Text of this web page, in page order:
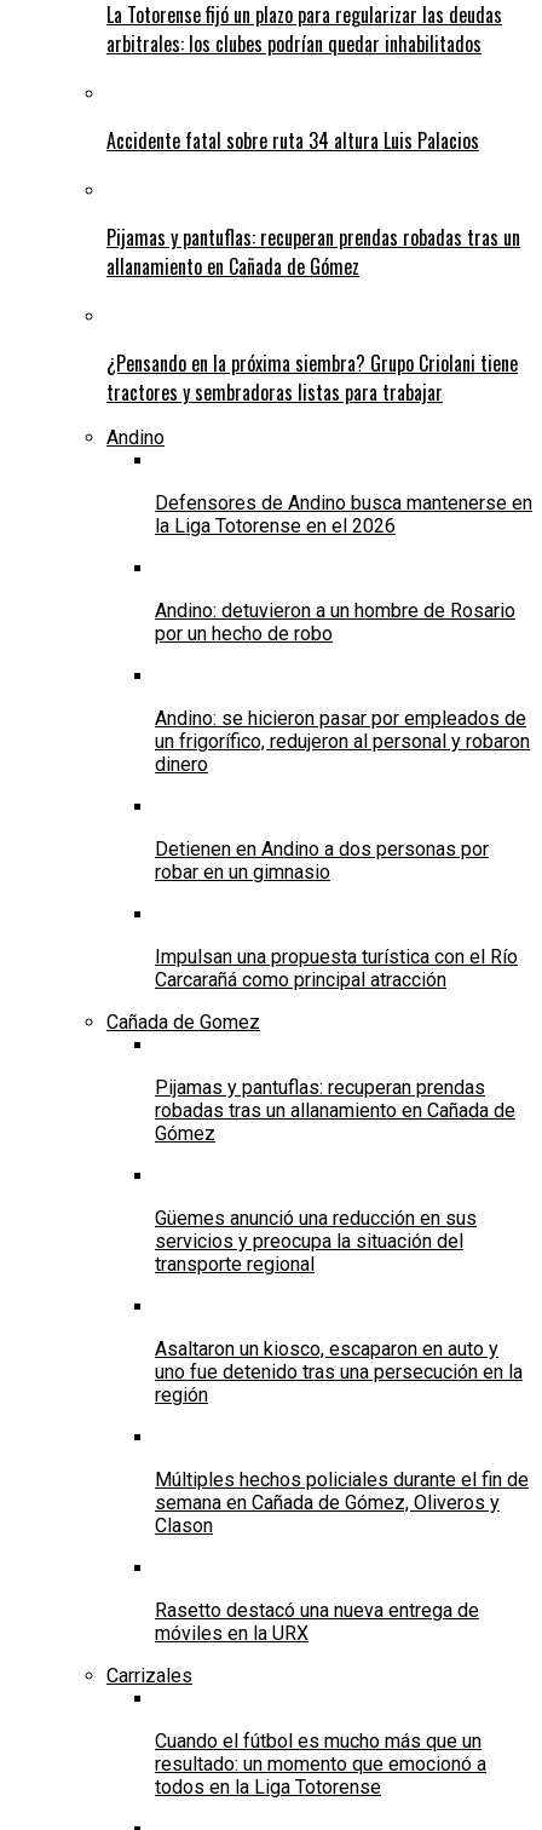
La Totorense fijó un plazo para regularizar las deudas
arbitrales: los clubes podrían quedar inhabilitados
Accidente fatal sobre ruta 34 altura Luis Palacios
Pijamas y pantuflas: recuperan prendas robadas tras un
allanamiento en Cañada de Gómez
¿Pensando en la próxima siembra? Grupo Criolani tiene
tractores y sembradoras listas para trabajar
Andino
Defensores de Andino busca mantenerse en
la Liga Totorense en el 2026
Andino: detuvieron a un hombre de Rosario
por un hecho de robo
Andino: se hicieron pasar por empleados de
un frigorífico, redujeron al personal y robaron
dinero
Detienen en Andino a dos personas por
robar en un gimnasio
Impulsan una propuesta turística con el Río
Carcarañá como principal atracción
Cañada de Gomez
Pijamas y pantuflas: recuperan prendas
robadas tras un allanamiento en Cañada de
Gómez
Güemes anunció una reducción en sus
servicios y preocupa la situación del
transporte regional
Asaltaron un kiosco, escaparon en auto y
uno fue detenido tras una persecución en la
región
Múltiples hechos policiales durante el fin de
semana en Cañada de Gómez, Oliveros y
Clason
Rasetto destacó una nueva entrega de
móviles en la URX
Carrizales
Cuando el fútbol es mucho más que un
resultado: un momento que emocionó a
todos en la Liga Totorense